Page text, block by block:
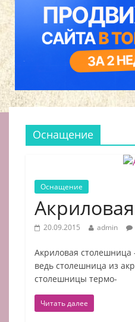
Оснащение
Оснащение
20.09.2015 admin
Акриловая столешница
ведь столешница из
столешницы термо-
Читать далее